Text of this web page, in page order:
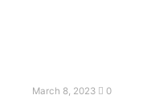
March 8, 2023 0